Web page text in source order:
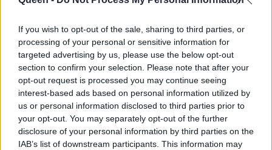
If you wish to opt-out of the sale, sharing to third parties, or
processing of your personal or sensitive information for
targeted advertising by us, please use the below opt-out
section to confirm your selection. Please note that after your
opt-out request is processed you may continue seeing
interest-based ads based on personal information utilized by
us or personal information disclosed to third parties prior to
your opt-out. You may separately opt-out of the further
disclosure of your personal information by third parties on the
IAB’s list of downstream participants. This information may
αντιμετωπίσεις